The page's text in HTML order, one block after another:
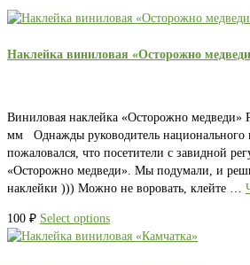
Наклейка виниловая «Осторожно
Виниловая наклейка «Осторожно медведи»
мм Однажды руководитель национального
пожаловался, что посетители с завидной
«Осторожно медведи». Мы подумали, и
наклейки ))) Можно не воровать, клейте …
100 ₽ Select options